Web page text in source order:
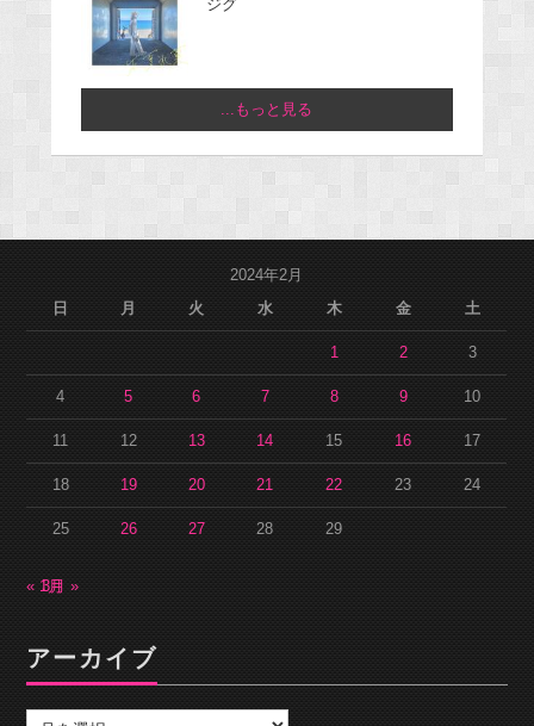
ジグ
...もっと見る
2024年2月
日
月 火 水 木 金 土
1 2 3
4 5 6 7 8 9 10
11 12 13 14 15 16 17
18 19 20 21 22 23 24
25 26 27 28 29
« 1月3月 »
アーカイブ